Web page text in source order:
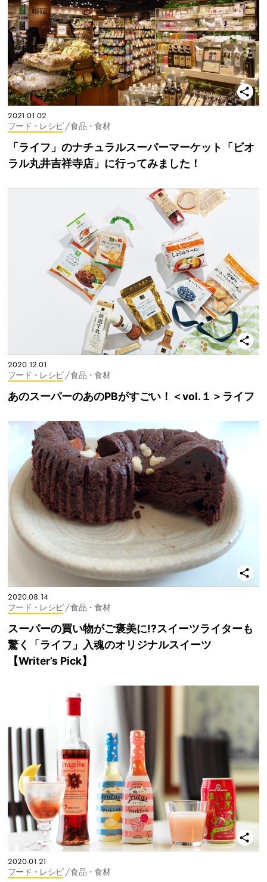
2021.01.02
フード・レシピ / 食品・食材
「ライフ」のナチュラルスーパーマーケット「ビオ
ラル丸井吉祥寺店」に行ってみました！
2020.12.01
フード・レシピ / 食品・食材
あのスーパーのあのPBがすごい！＜vol.１＞ライフ
2020.08.14
フード・レシピ / 食品・食材
スーパーの買い物がご褒美に!?スイーツライターも
驚く「ライフ」入魂のオリジナルスイーツ
【Writer’s Pick】
2020.01.21
フード・レシピ / 食品・食材